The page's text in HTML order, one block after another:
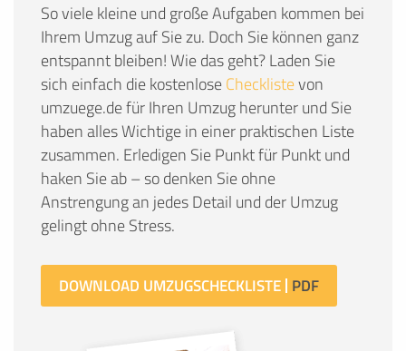
So viele kleine und große Aufgaben kommen bei
Ihrem Umzug auf Sie zu. Doch Sie können ganz
entspannt bleiben! Wie das geht? Laden Sie
sich einfach die kostenloseChecklistevon
umzuege.de für Ihren Umzug herunter und Sie
haben alles Wichtige in einer praktischen Liste
zusammen. Erledigen Sie Punkt für Punkt und
haken Sie ab – so denken Sie ohne
Anstrengung an jedes Detail und der Umzug
gelingt ohne Stress.
DOWNLOAD UMZUGSCHECKLISTE